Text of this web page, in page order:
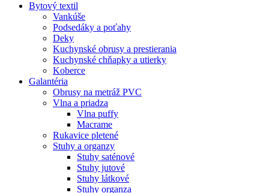
Bytový textil
Vankúše
Podsedáky a poťahy
Deky
Kuchynské obrusy a prestierania
Kuchynské chňapky a utierky
Koberce
Galantéria
Obrusy na metráž PVC
Vlna a priadza
Vlna puffy
Macrame
Rukavice pletené
Stuhy a organzy
Stuhy saténové
Stuhy jutové
Stuhy látkové
Stuhy organza